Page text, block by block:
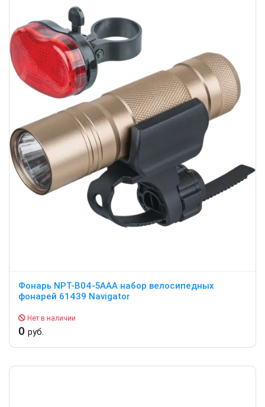
Фонарь NPT-B04-5AAA набор велосипедных
фонарей 61439 Navigator
Нет в наличии
0 руб.